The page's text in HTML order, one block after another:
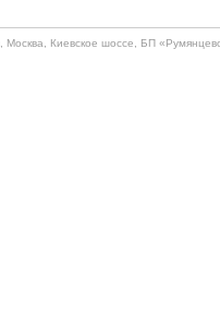
Киевское шоссе, БП